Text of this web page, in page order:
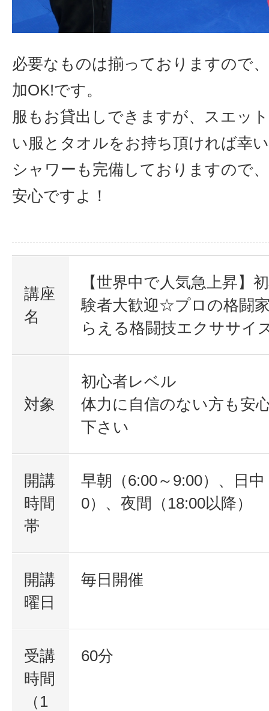
必要なものは揃っておりますので
加OK!です。
服もお貸出しできますが、スエッ
い服とタオルをお持ち頂ければ幸
シャワーも完備しておりますので
安心ですよ！
講座
名
【世界中で人気急上昇】
験者大歓迎☆プロの格闘
らえる格闘技エクササイ
対象
初心者レベル
体力に自信のない方も安
下さい
開講
時間
帯
早朝（6:00～9:00）、日
0）、夜間（18:00以降）
開講
曜日
毎日開催
受講
時間
（1
60分